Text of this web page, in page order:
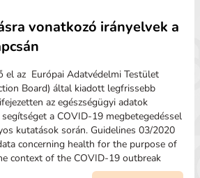
vonatkozó irányelvek a
el az Európai Adatvédelmi Testület
Board) által kiadott legfrissebb
az egészségügyi adatok
a COVID-19 megbetegedéssel
kutatások során. Guidelines 03/2020
concerning health for the purpose of
context of the COVID-19 outbreak